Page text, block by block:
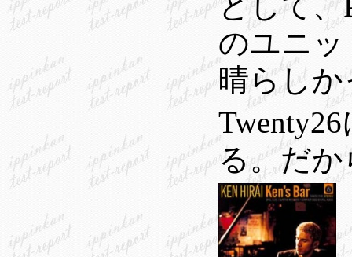
のユニ
晴らし
る。だ